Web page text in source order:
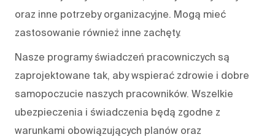
oraz inne potrzeby organizacyjne. Mogą mieć
zastosowanie również inne zachęty.
Nasze programy świadczeń pracowniczych są
zaprojektowane tak, aby wspierać zdrowie i dobre
samopoczucie naszych pracowników. Wszelkie
ubezpieczenia i świadczenia będą zgodne z
warunkami obowiązujących planów oraz